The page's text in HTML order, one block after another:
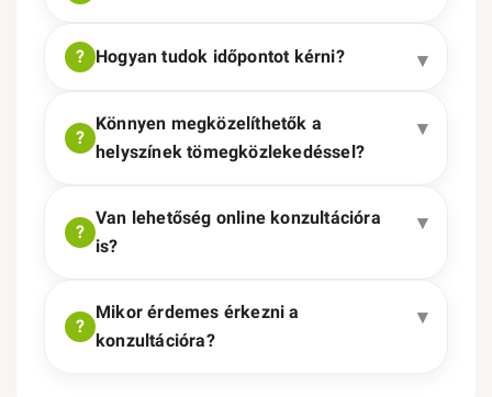
Hogyan tudok időpontot kérni?
Könnyen megközelíthetők a
helyszínek tömegközlekedéssel?
Van lehetőség online konzultációra
is?
Mikor érdemes érkezni a
konzultációra?